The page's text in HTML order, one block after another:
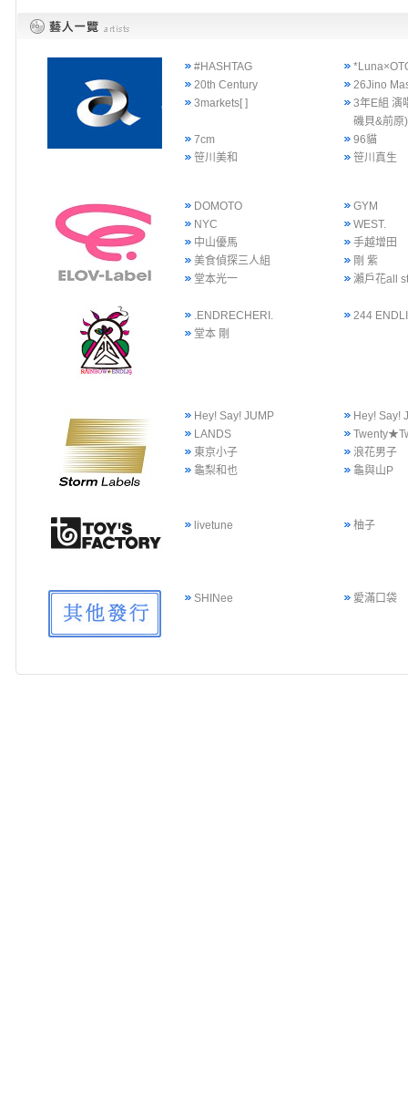
#HASHTAG
20th Century
26Jino
3markets[ ]
3年E組 演
磯貝&前原)
7cm
96貓
笹川美和
笹川真生
DOMOTO
GYM
NYC
WEST.
中山優馬
手越增田
美食偵探三人組
剛 紫
堂本光一
瀨戶花all
.ENDRECHERI.
244
堂本 剛
Hey! Say! JUMP
Hey! Say!
LANDS
東京小子
浪花男子
龜梨和也
龜與山P
livetune 柚子
SHINee 愛滿口袋